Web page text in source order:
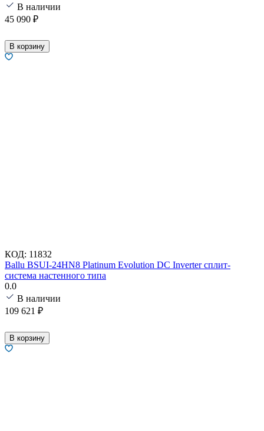
В наличии
45 090 ₽
В корзину
КОД: 11832
Ballu BSUI-24HN8 Platinum Evolution DC Inverter сплит-
система настенного типа
0.0
В наличии
109 621 ₽
В корзину